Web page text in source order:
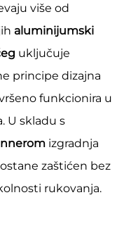
više od
aluminijumski
uključuje
principe dizajna
funkcionira u
U skladu s
izgradnja
zaštićen bez
rukovanja.